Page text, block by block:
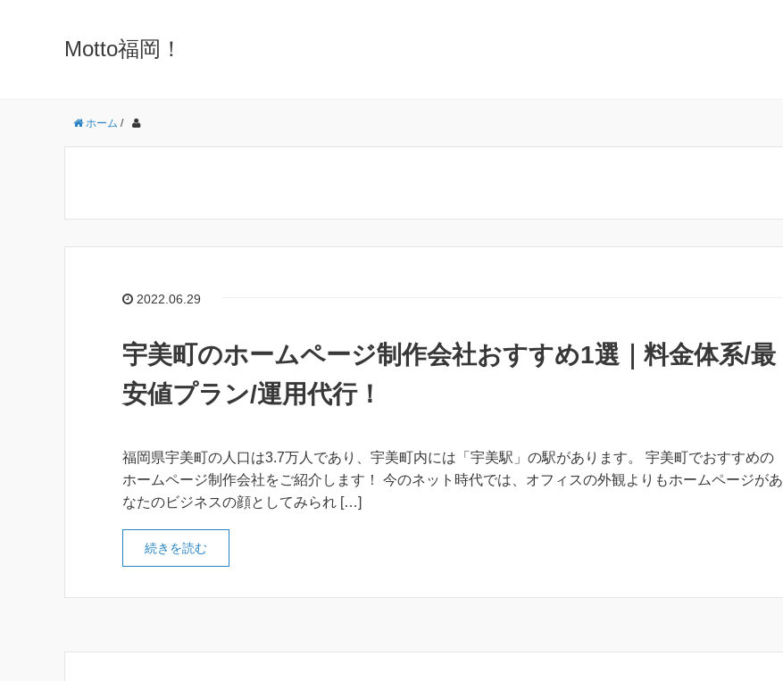
Motto福岡！
ホーム /
2022.06.29
宇美町のホームページ制作会社おすすめ1選｜料金体系/最
安値プラン/運用代行！
福岡県宇美町の人口は3.7万人であり、宇美町内には「宇美駅」の駅があります。 宇美町でおすすめの
ホームページ制作会社をご紹介します！ 今のネット時代では、オフィスの外観よりもホームページがあ
なたのビジネスの顔としてみられ […]
続きを読む